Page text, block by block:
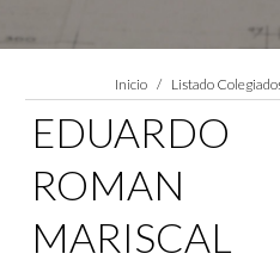
Estás
Inicio Listado
EDUARDO
ROMAN
MARISCAL